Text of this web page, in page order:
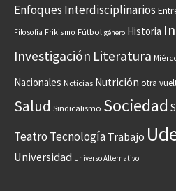
Enfoques Interdisciplinarios
Filosofía Frikismo Fútbol género Historia
Investigación Literatura
Nacionales Noticias Nutrición otra
Salud Sindicalismo Sociedad
Teatro Tecnología Trabajo
Universidad Universo Alternativo